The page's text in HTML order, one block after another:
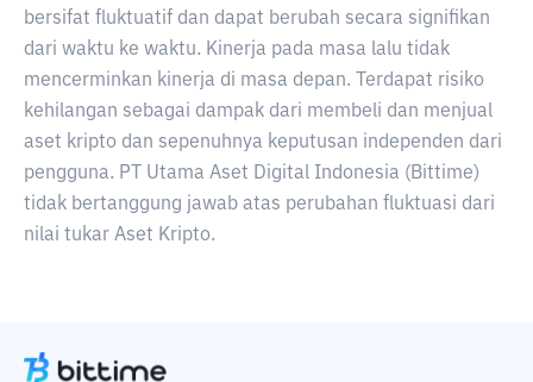
bersifat fluktuatif dan dapat berubah secara signifikan
dari waktu ke waktu. Kinerja pada masa lalu tidak
mencerminkan kinerja di masa depan. Terdapat risiko
kehilangan sebagai dampak dari membeli dan menjual
aset kripto dan sepenuhnya keputusan independen dari
pengguna. PT Utama Aset Digital Indonesia (Bittime)
tidak bertanggung jawab atas perubahan fluktuasi dari
nilai tukar Aset Kripto.